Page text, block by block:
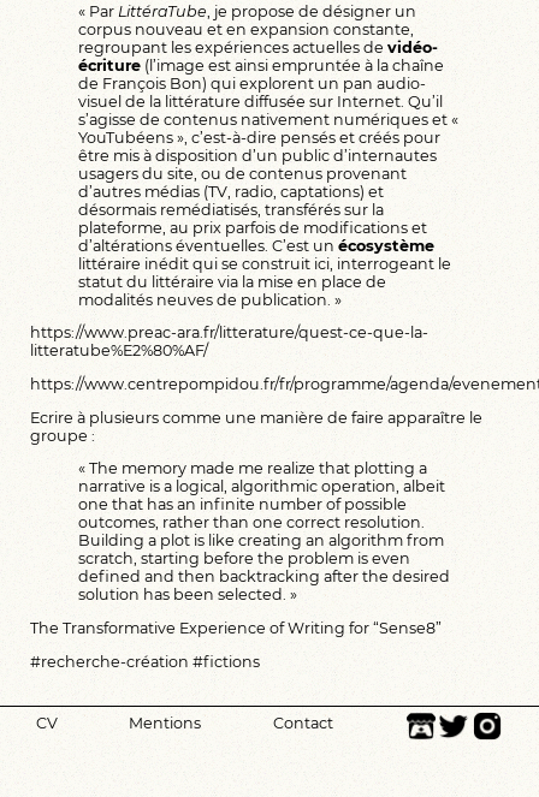
« Par LittéraTube , je propose de désigner un
corpus nouveau et en expansion constante,
regroupant les expériences actuelles devidéo-
écriture (l’image est ainsi empruntée à la chaîne
de François Bon) qui explorent un pan audio-
visuel de la littérature diffusée sur Internet. Qu’il
s’agisse de contenus nativement numériques et «
YouTubéens », c’est-à-dire pensés et créés pour
être mis à disposition d’un public d’internautes
usagers du site, ou de contenus provenant
d’autres médias (TV, radio, captations) et
désormais remédiatisés, transférés sur la
plateforme, au prix parfois de modifications et
d’altérations éventuelles. C’est unécosystème
littéraire inédit qui se construit ici, interrogeant le
statut du littéraire via la mise en place de
modalités neuves de publication. »
https://www.preac-ara.fr/litterature/quest-ce-que-la-
litteratube%E2%80%AF/
https://www.centrepompidou.fr/fr/programme/agenda/
Ecrire à plusieurs comme une manière de faire apparaître le
groupe :
« The memory made me realize that plotting a
narrative is a logical, algorithmic operation, albeit
one that has an infinite number of possible
outcomes, rather than one correct resolution.
Building a plot is like creating an algorithm from
scratch, starting before the problem is even
defined and then backtracking after the desired
solution has been selected. »
The Transformative Experience of Writing for “Sense8”
#recherche-création #fictions
CV Mentions Contact